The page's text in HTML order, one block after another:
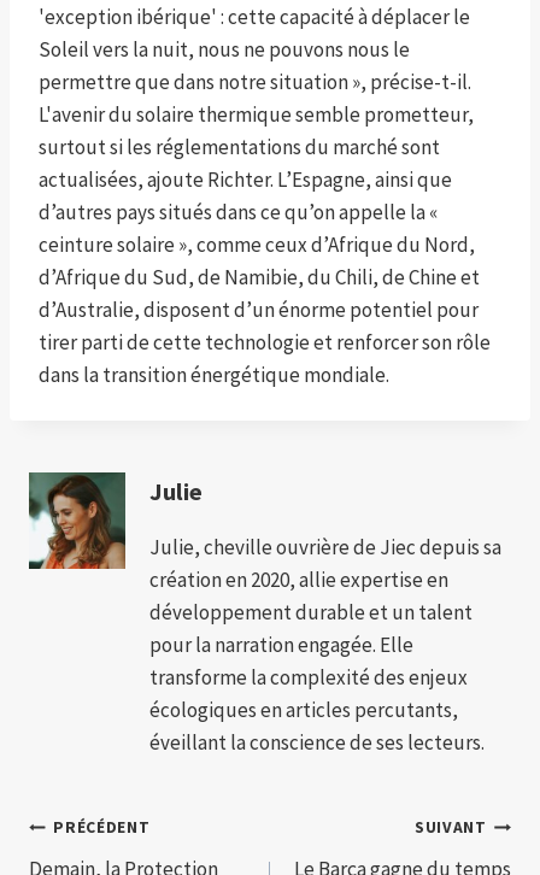
'exception ibérique' : cette capacité à déplacer le
Soleil vers la nuit, nous ne pouvons nous le
permettre que dans notre situation », précise-t-il.
L'avenir du solaire thermique semble prometteur,
surtout si les réglementations du marché sont
actualisées, ajoute Richter. L’Espagne, ainsi que
d’autres pays situés dans ce qu’on appelle la «
ceinture solaire », comme ceux d’Afrique du Nord,
d’Afrique du Sud, de Namibie, du Chili, de Chine et
d’Australie, disposent d’un énorme potentiel pour
tirer parti de cette technologie et renforcer son rôle
dans la transition énergétique mondiale.
Julie
Julie, cheville ouvrière de Jiec depuis sa
création en 2020, allie expertise en
développement durable et un talent
pour la narration engagée. Elle
transforme la complexité des enjeux
écologiques en articles percutants,
éveillant la conscience de ses lecteurs.
Navigation
PRÉCÉDENT
Demain, la Protection
SUIVANT
Le Barça gagne du temps